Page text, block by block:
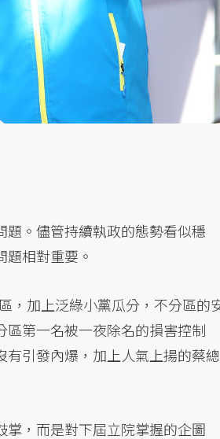
題。儘管持續執政的態勢看似穩
相對重要。
，加上泛綠小黨瓜分，不分區的
第一名被一夜除名的損害控制
引發內爆，加上人氣上揚的蔡總
，而是對下屆立院掌握的企圖